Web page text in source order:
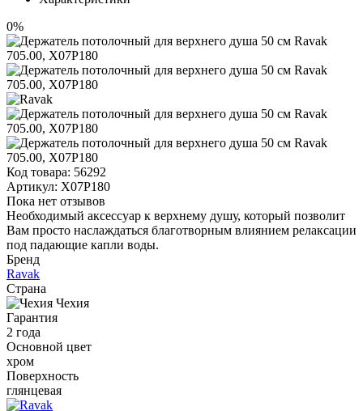
0%
Код товара: 56292
Артикул: X07P180
Пока нет отзывов
Необходимый аксессуар к верхнему душу, который позволит
Вам просто наслаждаться благотворным влиянием релаксации
под падающие капли воды.
Бренд
Ravak
Страна
Чехия
Гарантия
2 года
Основной цвет
хром
Поверхность
глянцевая